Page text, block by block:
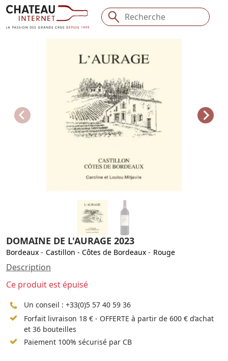
DOMAINE DE L'AURAGE 2023
Bordeaux - Castillon - Côtes de Bordeaux - Rouge
Description
Ce produit est épuisé
Un conseil : +33(0)5 57 40 59 36
Forfait livraison 18 € - OFFERTE à partir de 600 € d’achat
et 36 bouteilles
Paiement 100% sécurisé par CB